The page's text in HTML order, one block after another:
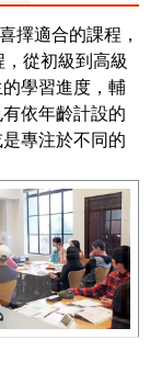
擇適合的課程，
從初級到高級
學習進度，輔
依年齡計設的
專注於不同的